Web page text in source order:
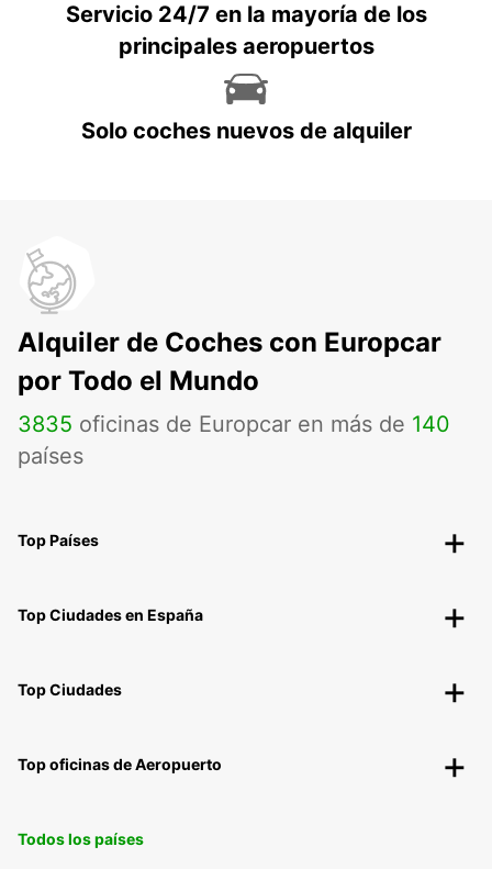
Servicio 24/7 en la mayoría de los
principales aeropuertos
Solo coches nuevos de alquiler
Alquiler de Coches con Europcar
por Todo el Mundo
3835 oficinas de Europcar en más de 140
países
Top Países
Top Ciudades en España
Top Ciudades
Top oficinas de Aeropuerto
Todos los países